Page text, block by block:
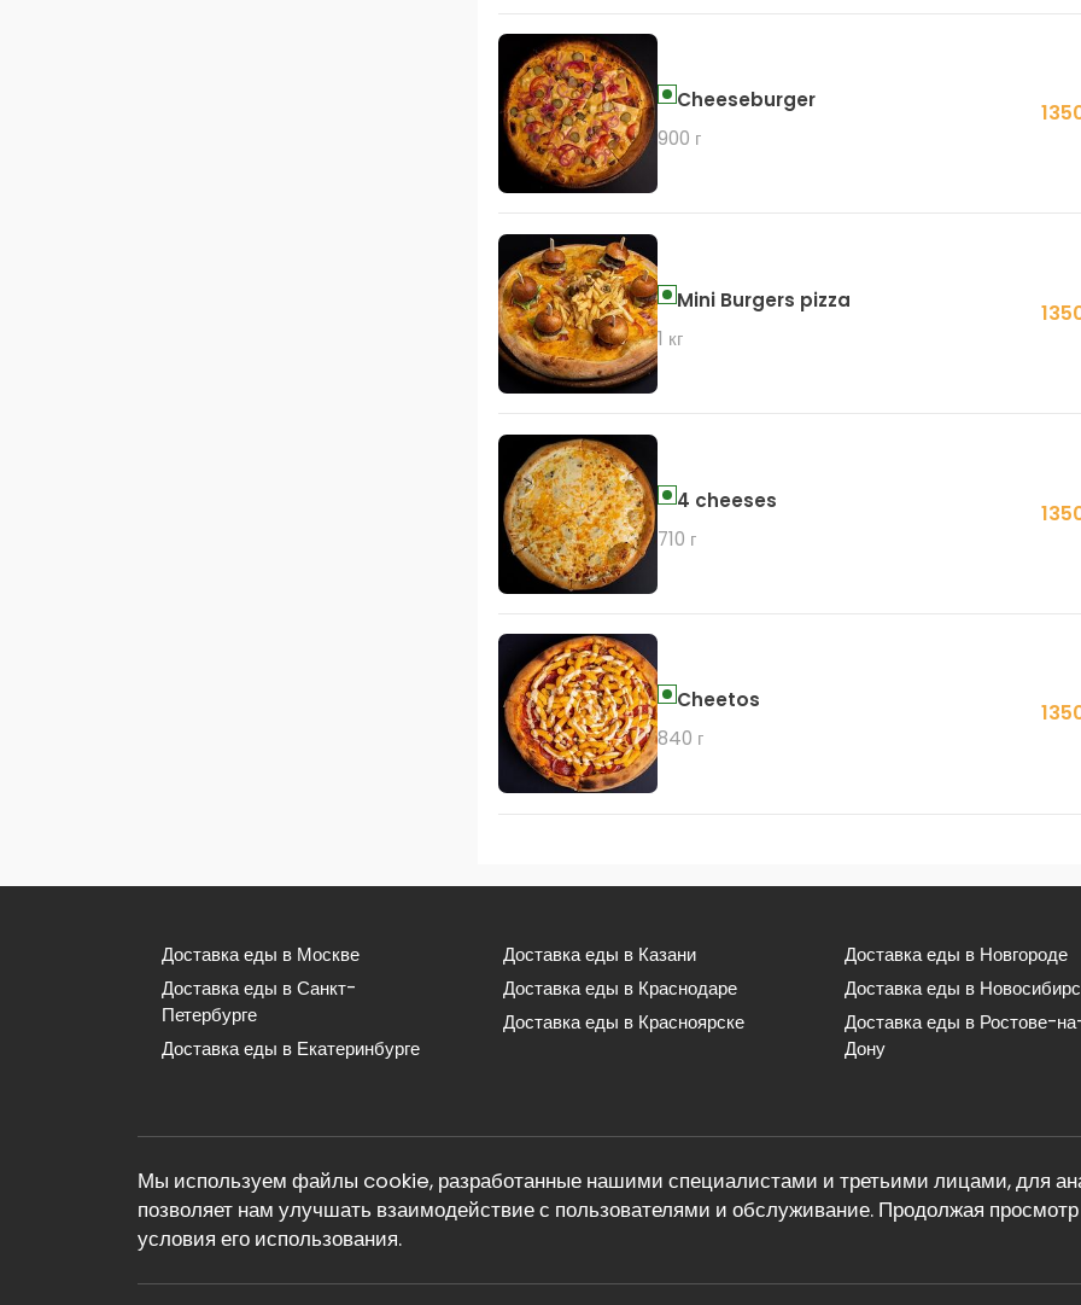
Cheeseburger
900 г
Mini Burgers pizza
1 кг
4 cheeses
710 г
Cheetos
840 г
Доставка еды в Москве
Доставка еды в Санкт-
Петербурге
Доставка еды в Екатеринбурге
Доставка еды в Казани
Доставка еды в Краснодаре
Доставка еды в Красноярске
Доставка еды в Новгороде
Доставка еды в
Доставка еды в Ростове-
Дону
Мы используем файлы cookie, разработанные нашими специалистами и третьими лицами, для
позволяет нам улучшать взаимодействие с пользователями и обслуживание. Продолжая
условия его использования.